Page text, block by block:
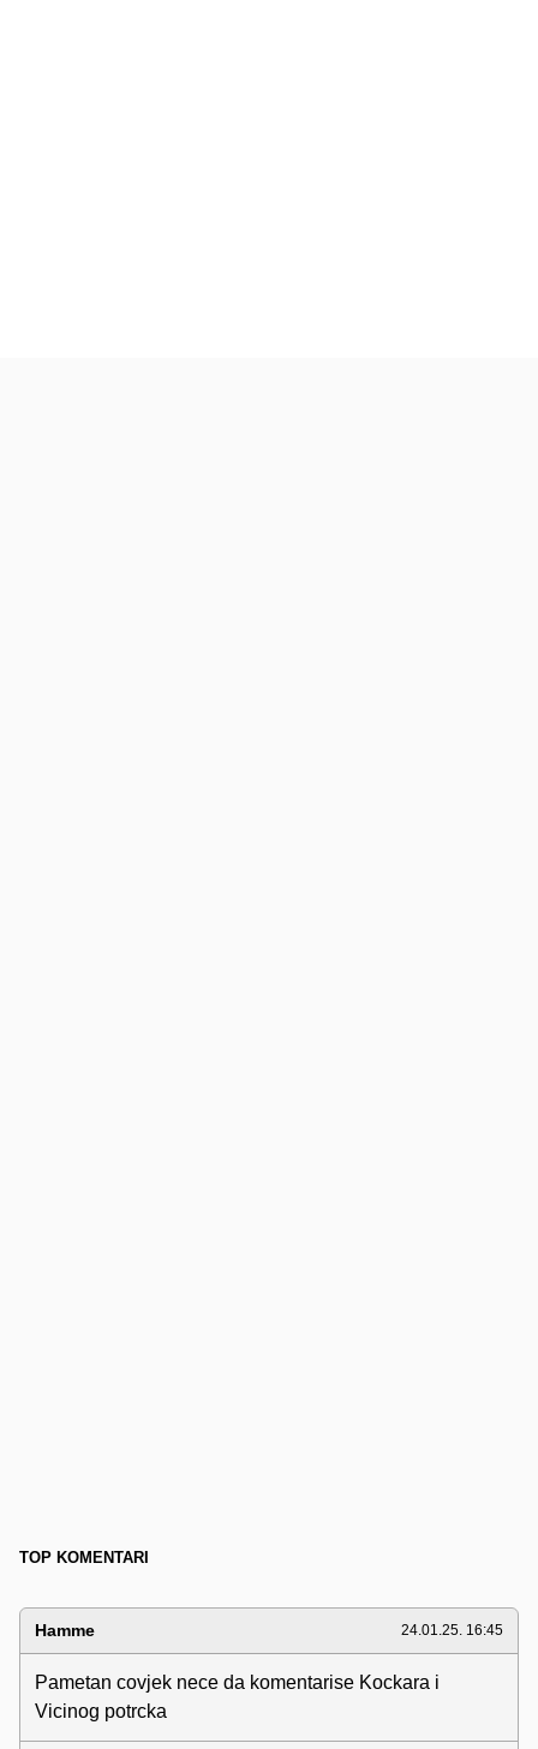
TOP KOMENTARI
Hamme 24.01.25. 16:45
Pametan covjek nece da komentarise Kockara i
Vicinog potrcka